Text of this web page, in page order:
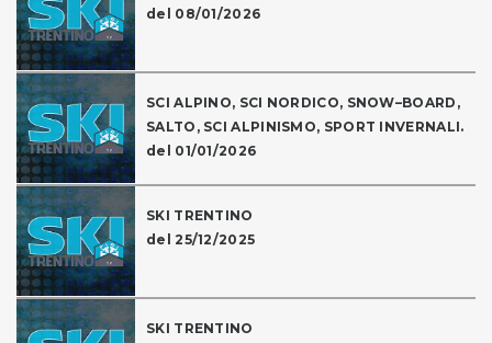
del 08/01/2026
SCI ALPINO, SCI NORDICO, SNOW–BOARD,
SALTO, SCI ALPINISMO, SPORT INVERNALI.
del 01/01/2026
SKI TRENTINO
del 25/12/2025
SKI TRENTINO